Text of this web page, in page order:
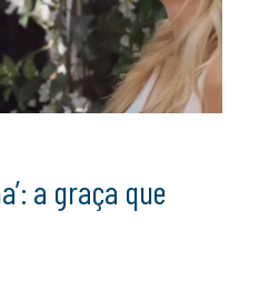
a graça que